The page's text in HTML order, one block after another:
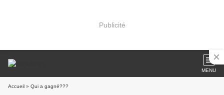
Publicité
MENU
Accueil » Qui a gagné???